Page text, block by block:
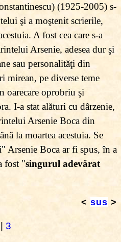
(1925-2005) s-
şi a moştenit scrierile,
A fost cea care s-a
Arsenie, adesea dur şi
sau personalităţi din
mirean, pe diverse teme
oarecare oprobriu şi
I-a stat alături cu dârzenie,
Arsenie Boca din
la moartea acestuia. Se
Arsenie Boca ar fi spus, în a
fost "singurul adevărat
< sus >
3